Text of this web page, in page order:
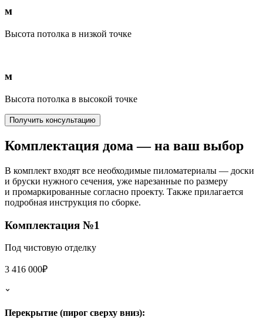
м
Высота потолка в низкой точке
м
Высота потолка в высокой точке
Получить консультацию
Комплектация дома— на ваш выбор
В комплект входят все необходимые пиломатериалы — доски
и бруски нужного сечения, уже нарезанные по размеру
и промаркированные согласно проекту. Также прилагается
подробная инструкция по сборке.
Комплектация №1
Под чистовую отделку
3 416 000₽
Перекрытие (пирог сверху вниз):